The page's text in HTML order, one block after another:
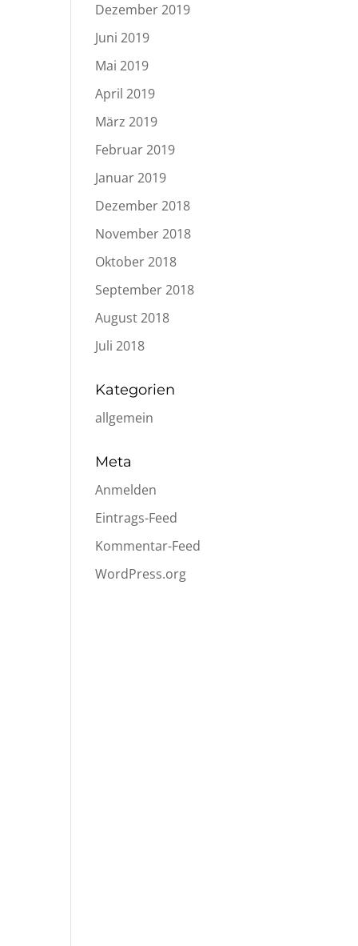
Dezember 2019
Juni 2019
Mai 2019
April 2019
März 2019
Februar 2019
Januar 2019
Dezember 2018
November 2018
Oktober 2018
September 2018
August 2018
Juli 2018
Kategorien
allgemein
Meta
Anmelden
Eintrags-Feed
Kommentar-Feed
WordPress.org